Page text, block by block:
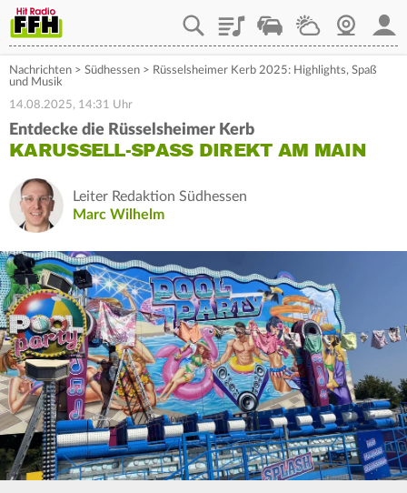
PlaylistStaupilotWetterWebcam
Nachrichten > Südhessen > Rüsselsheimer Kerb 2025: Highlights, Spaß
und Musik
14.08.2025, 14:31 Uhr
Entdecke die Rüsselsheimer Kerb
KARUSSELL-SPASS DIREKT AM MAIN
Leiter Redaktion Südhessen
Marc Wilhelm